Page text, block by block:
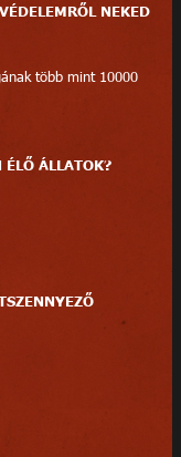
NEKED
több mint 10000
ÉLŐ ÁLLATOK?